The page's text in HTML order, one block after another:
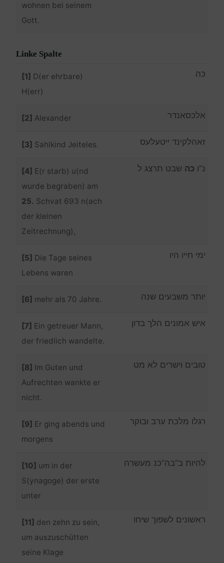
wohnen bei seinem
Gott.
Linke Spalte
[1] D(er ehrbare)
H(err)
כה
[2] Alexander אלכסאנדר
[3] Sahlkind Jeiteles. זאהלקינד ייטעלעס
[4] E(r starb) u(nd
wurde begraben) am
25. Schvat 693 n(ach
der kleinen
Zeitrechnung),
נ”ו כה שבט תרצג ל
[5] Die Tage seines
Lebens waren
ימי חייו היו
[6] mehr als 70 Jahre. יותר משבעים שנה
[7] Ein getreuer Mann,
der friedlich wandelte.
איש אמונים הלך בדון
[8] Im Guten und
Aufrechten wankte er
nicht.
טובים וישרים לא מט
[9] Er ging abends und
morgens
רגלו מלכת ערב ובוקר
[10] um in der
S(ynagoge) der erste
unter
להיות ב”בה”כנ מעשרה
[11] den zehn zu sein,
um auszuschütten
seine Klage
ראשונים לשפוך שיחו